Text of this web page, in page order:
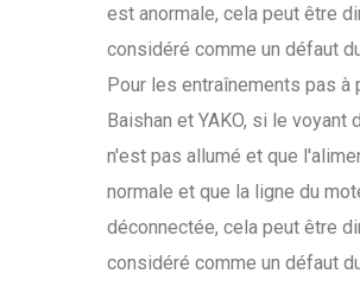
est anormale, cela peut être
considéré comme un défaut
Pour les entraînements pas à
Baishan et YAKO, si le voyant
n'est pas allumé et que
normale et que la ligne du
déconnectée, cela peut être
considéré comme un défaut